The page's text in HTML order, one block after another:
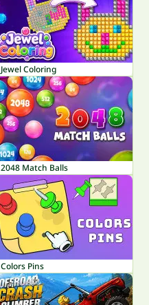
Jewel Coloring
2048 Match Balls
Colors Pins